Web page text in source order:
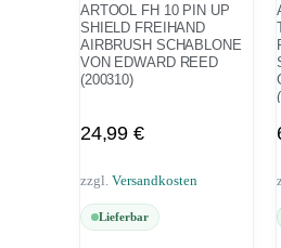
ARTOOL FH 10 PIN UP
SHIELD FREIHAND
AIRBRUSH SCHABLONE
VON EDWARD REED
(200310)
24,99 €
zzgl. Versandkosten
Lieferbar